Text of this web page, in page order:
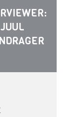
JUUL